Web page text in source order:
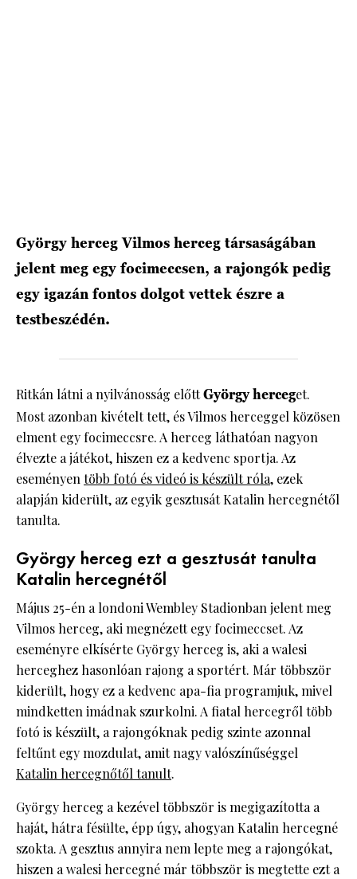
György herceg Vilmos herceg társaságában
jelent meg egy focimeccsen, a rajongók pedig
egy igazán fontos dolgot vettek észre a
testbeszédén.
Ritkán látni a nyilvánosság előttGyörgy herceget.
Most azonban kivételt tett, és Vilmos herceggel közösen
elment egy focimeccsre. A herceg láthatóan nagyon
élvezte a játékot, hiszen ez a kedvenc sportja. Az
eseményentöbb fotó és videó is készült róla, ezek
alapján kiderült, az egyik gesztusát Katalin hercegnétől
tanulta.
György herceg ezt a gesztusát tanulta
Katalin hercegnétől
Május 25-én a londoni Wembley Stadionban jelent meg
Vilmos herceg, aki megnézett egy focimeccset. Az
eseményre elkísérte György herceg is, aki a walesi
herceghez hasonlóan rajong a sportért. Már többször
kiderült, hogy ez a kedvenc apa-fia programjuk, mivel
mindketten imádnak szurkolni. A fiatal hercegről több
fotó is készült, a rajongóknak pedig szinte azonnal
feltűnt egy mozdulat, amit nagy valószínűséggel
Katalin hercegnőtől tanult.
György herceg a kezével többször is megigazította a
haját, hátra fésülte, épp úgy, ahogyan Katalin hercegné
szokta. A gesztus annyira nem lepte meg a rajongókat,
hiszen a walesi hercegné már többször is megtette ezt a